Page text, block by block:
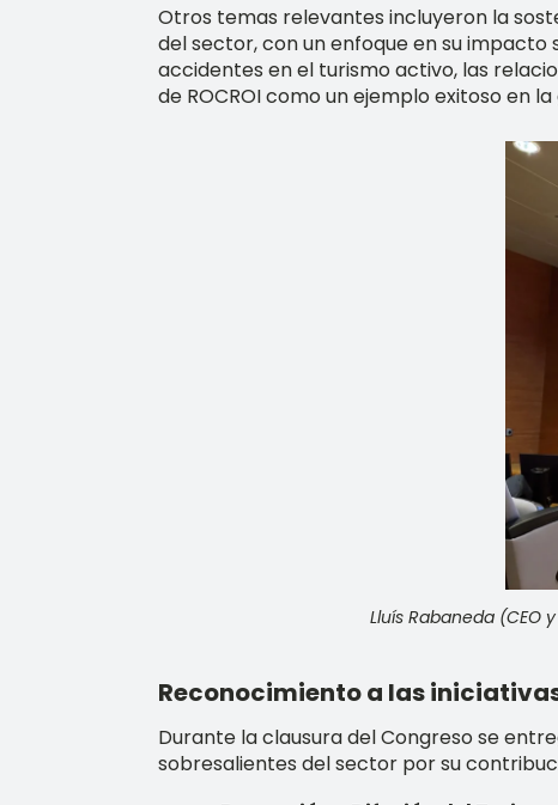
Otros temas relevantes incluyeron la
del sector, con un enfoque en su
accidentes en el turismo activo, las
de ROCROI como un ejemplo exitoso en
Lluís Rabaneda (CEO
Reconocimiento a las
Durante la clausura del Congreso se
sobresalientes del sector por su